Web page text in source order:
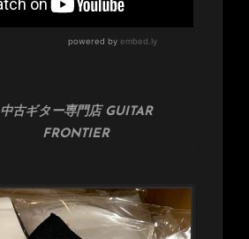
中古ギター専門店 GUITAR
FRONTIER